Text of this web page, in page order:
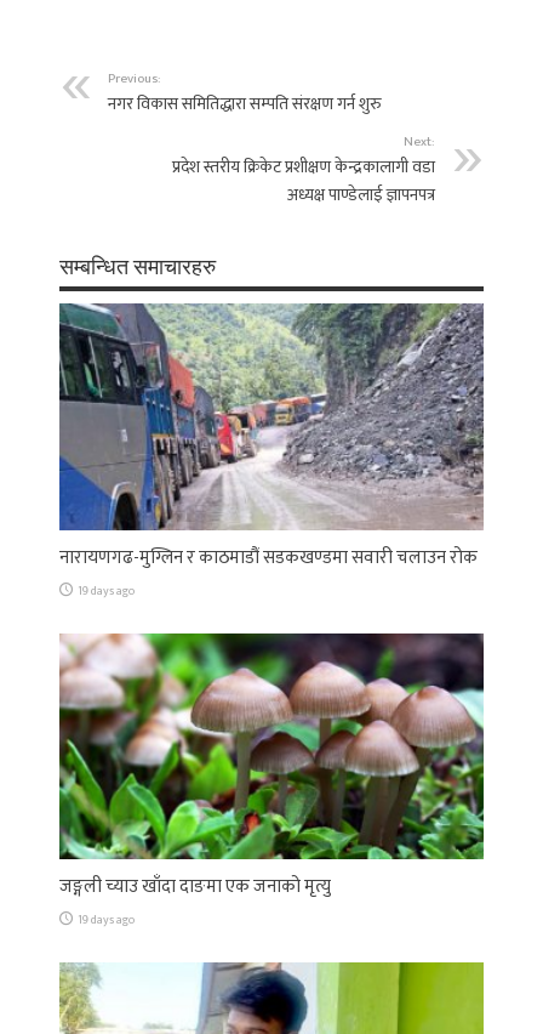
Previous:
नगर विकास समितिद्धारा सम्पति संरक्षण गर्न शुरु
Next:
प्रदेश स्तरीय क्रिकेट प्रशीक्षण केन्द्रकालागी वडा
अध्यक्ष पाण्डेलाई ज्ञापनपत्र
सम्बन्धित समाचारहरु
नारायणगढ-मुग्लिन र काठमाडौं सडकखण्डमा सवारी चलाउन रोक
19 days ago
जङ्गली च्याउ खाँदा दाङमा एक जनाको मृत्यु
19 days ago